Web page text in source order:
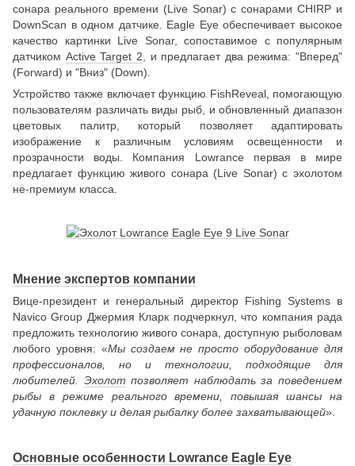
сонара реального времени (Live Sonar) c сонарами CHIRP и
DownScan в одном датчике. Eagle Eye обеспечивает высокое
качество картинки Live Sonar, сопоставимое с популярным
датчиком Active Target 2 , и предлагает два режима: "Вперед"
(Forward) и "Вниз" (Down).
Устройство также включает функцию FishReveal, помогающую
пользователям различать виды рыб, и обновленный диапазон
цветовых палитр, который позволяет адаптировать
изображение к различным условиям освещенности и
прозрачности воды. Компания Lowrance первая в мире
предлагает функцию живого сонара (Live Sonar) с эхолотом
не-премиум класса.
Мнение экспертов компании
Вице-президент и генеральный директор Fishing Systems в
Navico Group Джермия Кларк подчеркнул, что компания рада
предложить технологию живого сонара, доступную рыболовам
любого уровня: «Мы создаем не просто оборудование для
профессионалов, но и технологии, подходящие для
любителей. Эхолот позволяет наблюдать за поведением
рыбы в режиме реального времени, повышая шансы на
удачную поклевку и делая рыбалку более захватывающей».
Основные особенности Lowrance Eagle Eye